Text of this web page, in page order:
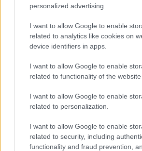
personalized advertising.
I want to allow Google to enable
related to analytics like cookies on
device identifiers in apps.
I want to allow Google to enable
related to functionality of the website
I want to allow Google to enable
related to personalization.
I want to allow Google to enable
related to security, including
functionality and fraud prevention,
Τεχνολογία|15.01.2025 19:31
Στο διάστημα ο δορυφόρος
Τουρκίας «FGN-100-D1»
Ποια δεδομένα μεταδίδει και
φιλόδοξο σχέδιο της